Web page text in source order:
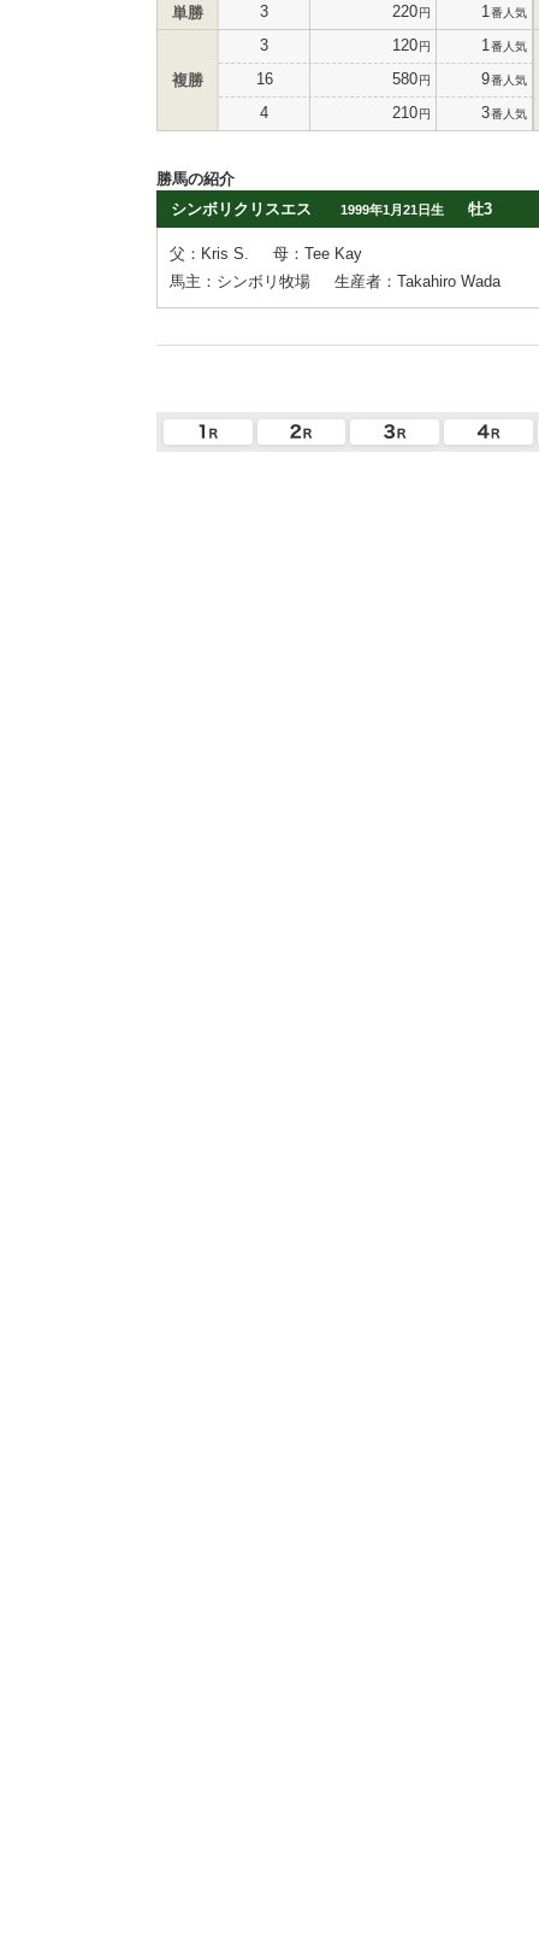
単勝 3 220円 1 番人気
複勝
3 120円 1 番人気
16 580円 9番人気
4 210円 3番人気
勝馬の紹介
シンボリクリスエス
1999年1月21日生 牡3
父：Kris S.
母：Tee Kay
馬主：シンボリ牧場
生産者：Takahiro Wada